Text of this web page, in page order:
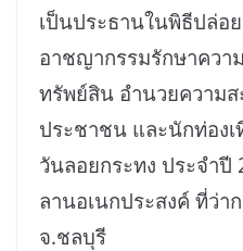
เป็นประธานในพิธีปล่อ
อาชญากรรมรักษาคว
ทรัพย์สิน อำนวยความส
ประชาชน และนักท่องเ
วันลอยกระทง ประจำ
ลานอเนกประสงค์ ที่ว่า
จ.ชลบุรี